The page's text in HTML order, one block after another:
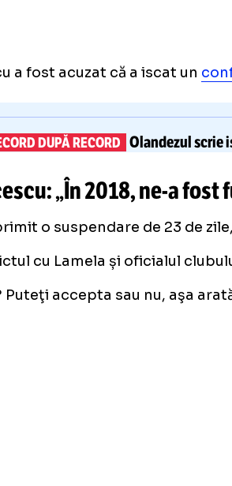
a fost acuzat că a iscat un
DUPĂ RECORD Olandezul scrie
„În 2018,ne-afost
o suspendare de 23 de
cu Lamela și oficialul
Puteţi accepta sau nu, aşa